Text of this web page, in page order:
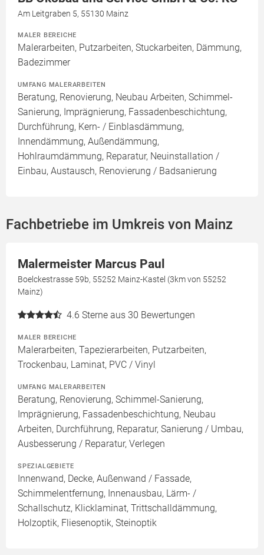
Am Leitgraben 5, 55130 Mainz
MALER BEREICHE
Malerarbeiten, Putzarbeiten, Stuckarbeiten, Dämmung,
Badezimmer
UMFANG MALERARBEITEN
Beratung, Renovierung, Neubau Arbeiten, Schimmel-
Sanierung, Imprägnierung, Fassadenbeschichtung,
Durchführung, Kern- / Einblasdämmung,
Innendämmung, Außendämmung,
Hohlraumdämmung, Reparatur, Neuinstallation /
Einbau, Austausch, Renovierung / Badsanierung
Fachbetriebe im Umkreis von Mainz
Malermeister Marcus Paul
Boelckestrasse 59b, 55252 Mainz-Kastel (3km von 55252
Mainz)
4.6 Sterne aus 30 Bewertungen
MALER BEREICHE
Malerarbeiten, Tapezierarbeiten, Putzarbeiten,
Trockenbau, Laminat, PVC / Vinyl
UMFANG MALERARBEITEN
Beratung, Renovierung, Schimmel-Sanierung,
Imprägnierung, Fassadenbeschichtung, Neubau
Arbeiten, Durchführung, Reparatur, Sanierung / Umbau,
Ausbesserung / Reparatur, Verlegen
SPEZIALGEBIETE
Innenwand, Decke, Außenwand / Fassade,
Schimmelentfernung, Innenausbau, Lärm- /
Schallschutz, Klicklaminat, Trittschalldämmung,
Holzoptik, Fliesenoptik, Steinoptik